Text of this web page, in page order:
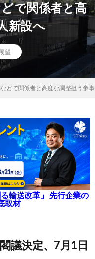
で関係者と高
新設へ
望
どで関係者と高度な調整担う参
輸送改革」 先行企業の
取材